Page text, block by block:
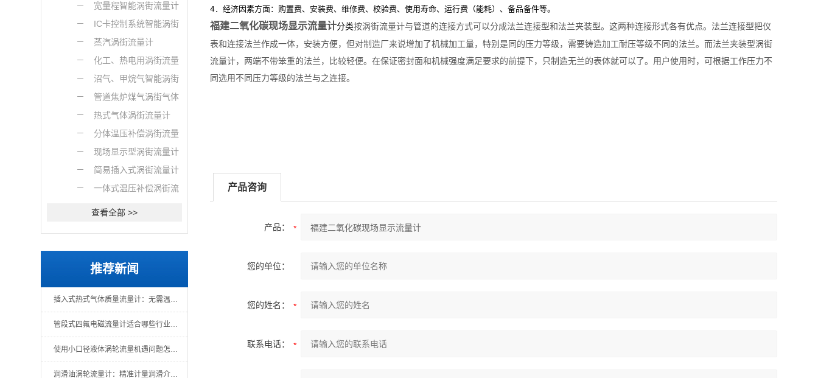
宽量程智能涡街流量计
IC卡控制系统智能涡街
流量计
蒸汽涡街流量计
化工、热电用涡街流量
计
沼气、甲烷气智能涡街
流量计
管道焦炉煤气涡街气体
流量仪表
热式气体涡街流量计
分体温压补偿涡街流量
计
现场显示型涡街流量计
简易插入式涡街流量计
一体式温压补偿涡街流
量计
查看全部 >>
推荐新闻
插入式热式气体质量流量计：无需温压补偿的直接质量测量
管段式四氟电磁流量计适合哪些行业场景？
使用小口径液体涡轮流量机遇问题怎么办？一文教你解决
润滑油涡轮流量计：精准计量润滑介质的关键仪表
4．经济因素方面：购置费、安装费、维修费、校验费、使用寿命、运行费（能耗）、备品备件等。
福建二氧化碳现场显示流量计分类按涡街流量计与管道的连接方式可以分成法兰连接型和法兰夹装型。这两种连接形式各有优点。法兰连接型把仪
表和连接法兰作成一体，安装方便，但对制造厂来说增加了机械加工量，特别是同的压力等级，需要铸造加工耐压等级不同的法兰。而法兰夹装型涡街
流量计，两端不带笨重的法兰，比较轻便。在保证密封面和机械强度满足要求的前提下，只制造无兰的表体就可以了。用户使用时，可根据工作压力不
同选用不同压力等级的法兰与之连接。
产品咨询
产品：
您的单位：
您的姓名：
联系电话：